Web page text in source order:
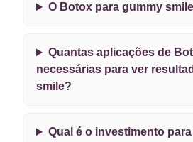
O Botox para gummy
Quantas aplicações de
necessárias para ver
smile?
Qual é o investimento